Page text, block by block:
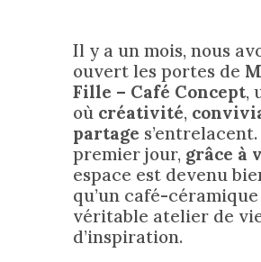
Il y a un mois, nous
ouvert les portes de
Fille – Café Concept,
où créativité,
partage
premier jour, grâce à
espace est devenu
qu’un café-céramique
véritable atelier de
d’inspiration.